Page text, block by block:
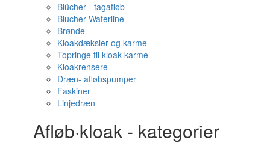
Blücher - tagafløb
Blucher Waterline
Brønde
Kloakdæksler og karme
Topringe til kloak karme
Kloakrensere
Dræn- afløbspumper
Faskiner
Linjedræn
Afløb·kloak - kategorier